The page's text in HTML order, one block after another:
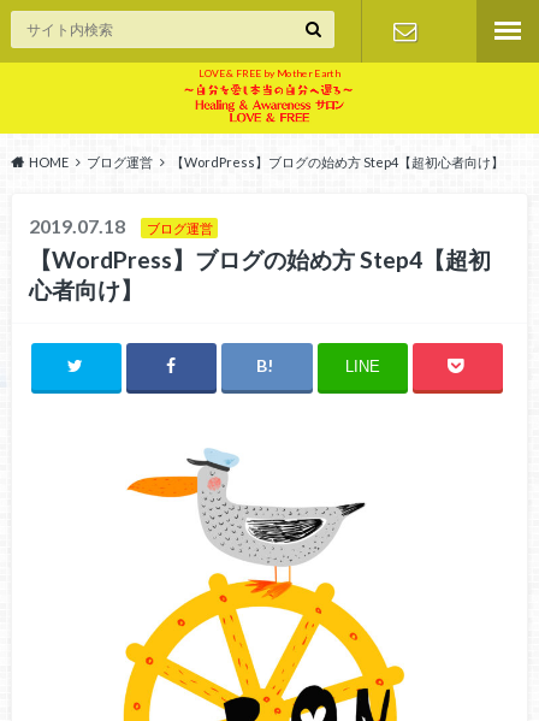
LOVE & FREE by Mother Earth
HOME ブログ運営 【WordPress】ブログの始め方 Step4【超初心者向け】
2019.07.18 ブログ運営
【WordPress】ブログの始め方 Step4【超初
心者向け】
LINE